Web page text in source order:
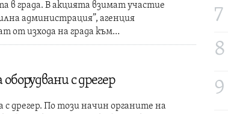
в града. В акцията взимат участие
администрация”, агенция
от изхода на града към…
с дрегер
с дрегер. По този начин органите на
7
8
9